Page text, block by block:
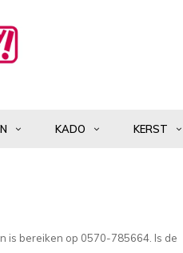
KADO KERST
is bereiken op 0570-785664. Is de